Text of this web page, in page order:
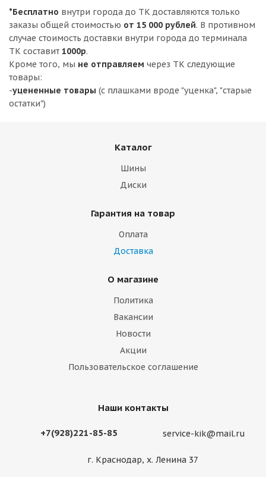
*Бесплатно внутри города до ТК доставляются только
заказы общей стоимостью от 15 000 рублей. В противном
случае стоимость доставки внутри города до терминала
ТК составит 1000р.
Кроме того, мы не отправляем через ТК следующие
товары:
-уцененные товары (с плашками вроде "уценка", "старые
остатки")
Каталог
Шины
Диски
Гарантия на товар
Оплата
Доставка
О магазине
Политика
Вакансии
Новости
Акции
Пользовательское соглашение
Наши контакты
+7(928)221-85-85 service-kik@mail.ru
г. Краснодар, х. Ленина 37